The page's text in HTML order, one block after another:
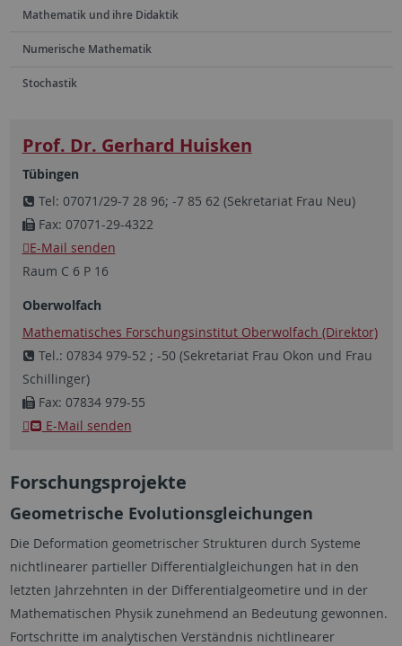
Mathematik und ihre Didaktik
Numerische Mathematik
Stochastik
Prof. Dr. Gerhard Huisken
Tübingen
Tel: 07071/29-7 28 96; -7 85 62 (Sekretariat Frau Neu)
Fax: 07071-29-4322
E-Mail senden
Raum C 6 P 16
Oberwolfach
Mathematisches Forschungsinstitut Oberwolfach (Direktor)
Tel.: 07834 979-52 ; -50 (Sekretariat Frau Okon und Frau
Schillinger)
Fax: 07834 979-55
E-Mail senden
Forschungsprojekte
Geometrische Evolutionsgleichungen
Die Deformation geometrischer Strukturen durch Systeme
nichtlinearer partieller Differentialgleichungen hat in den
letzten Jahrzehnten in der Differentialgeometire und in der
Mathematischen Physik zunehmend an Bedeutung gewonnen.
Fortschritte im analytischen Verständnis nichtlinearer